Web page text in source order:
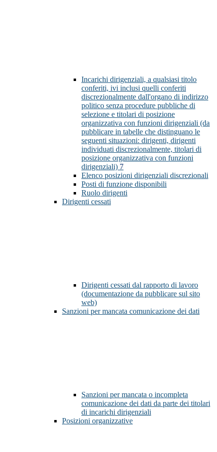
Incarichi dirigenziali, a qualsiasi titolo
conferiti, ivi inclusi quelli conferiti
discrezionalmente dall'organo di indirizzo
politico senza procedure pubbliche di
selezione e titolari di posizione
organizzativa con funzioni dirigenziali (da
pubblicare in tabelle che distinguano le
seguenti situazioni: dirigenti, dirigenti
individuati discrezionalmente, titolari di
posizione organizzativa con funzioni
dirigenziali) 7
Elenco posizioni dirigenziali discrezionali
Posti di funzione disponibili
Ruolo dirigenti
Dirigenti cessati
Dirigenti cessati dal rapporto di lavoro
(documentazione da pubblicare sul sito
web)
Sanzioni per mancata comunicazione dei dati
Sanzioni per mancata o incompleta
comunicazione dei dati da parte dei titolari
di incarichi dirigenziali
Posizioni organizzative